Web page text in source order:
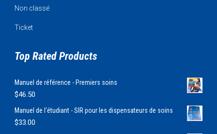
Non classé
Ticket
Top Rated Products
Manuel de référence - Premiers soins
$46.50
Manuel de l'étudiant - SIR pour les dispensateurs de soins
$33.00